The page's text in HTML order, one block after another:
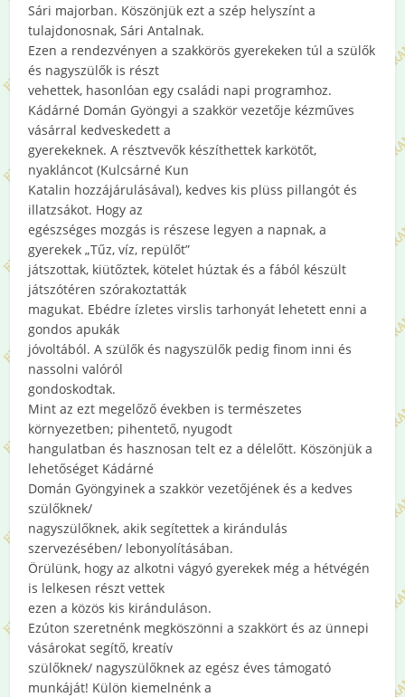
Sári majorban. Köszönjük ezt a szép helyszínt a
tulajdonosnak, Sári Antalnak.
Ezen a rendezvényen a szakkörös gyerekeken túl a szülők
és nagyszülők is részt
vehettek, hasonlóan egy családi napi programhoz.
Kádárné Domán Gyöngyi a szakkör vezetője kézműves
vásárral kedveskedett a
gyerekeknek. A résztvevők készíthettek karkötőt,
nyakláncot (Kulcsárné Kun
Katalin hozzájárulásával), kedves kis plüss pillangót és
illatzsákot. Hogy az
egészséges mozgás is részese legyen a napnak, a
gyerekek „Tűz, víz, repülőt”
játszottak, kiütőztek, kötelet húztak és a fából készült
játszótéren szórakoztatták
magukat. Ebédre ízletes virslis tarhonyát lehetett enni a
gondos apukák
jóvoltából. A szülők és nagyszülők pedig finom inni és
nassolni valóról
gondoskodtak.
Mint az ezt megelőző években is természetes
környezetben; pihentető, nyugodt
hangulatban és hasznosan telt ez a délelőtt. Köszönjük a
lehetőséget Kádárné
Domán Gyöngyinek a szakkör vezetőjének és a kedves
szülőknek/
nagyszülőknek, akik segítettek a kirándulás
szervezésében/ lebonyolításában.
Örülünk, hogy az alkotni vágyó gyerekek még a hétvégén
is lelkesen részt vettek
ezen a közös kis kiránduláson.
Ezúton szeretnénk megköszönni a szakkört és az ünnepi
vásárokat segítő, kreatív
szülőknek/ nagyszülőknek az egész éves támogató
munkáját! Külön kiemelnénk a